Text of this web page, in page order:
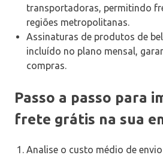
transportadoras, permitindo
regiões metropolitanas.
Assinaturas de produtos de
incluído no plano mensal,
compras.
Passo a passo para
frete grátis na sua
Analise o custo médio de